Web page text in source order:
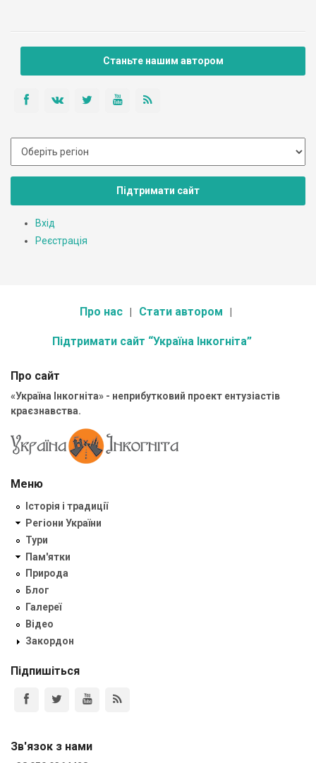
Станьте нашим автором
Підтримати сайт
Вхід
Реєстрація
Про нас Стати автором
Підтримати сайт “Україна Інкогніта”
Про сайт
«Україна Інкогніта» - неприбутковий проект ентузіастів
краєзнавства.
Меню
Історія і традиції
Регіони України
Тури
Пам'ятки
Природа
Блог
Галереї
Відео
Закордон
Підпишіться
Зв'язок з нами